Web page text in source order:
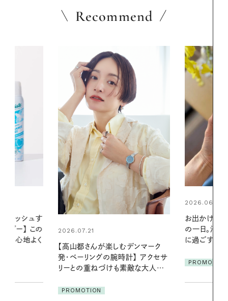
Recommend
2026.06.01
の一日。汗ばむ季節を「ごきげん」
PROMOTION
2026.06.01
暑い夏のナイ
える夜の爽